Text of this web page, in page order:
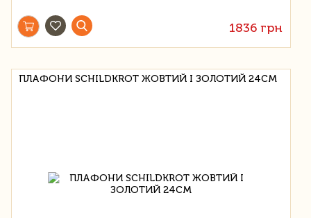
1836 грн
ПЛАФОНИ SCHILDKROT ЖОВТИЙ І ЗОЛОТИЙ 24СМ